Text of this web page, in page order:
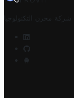
شركة مخزن التكنولوجيا